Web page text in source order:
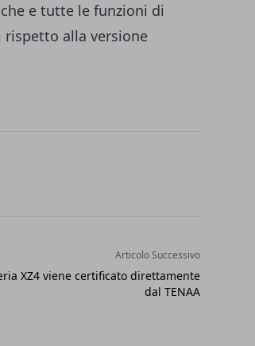
e tutte le funzioni di
rispetto alla versione
Articolo Successivo
XZ4 viene certificato direttamente
dal TENAA